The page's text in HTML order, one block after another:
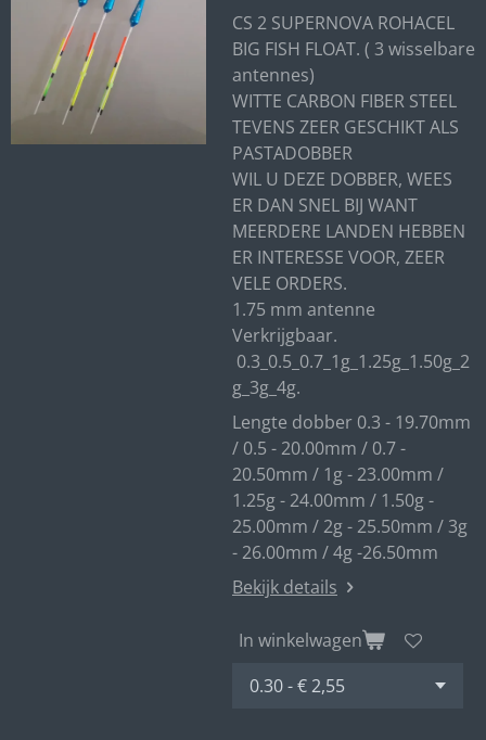
CS 2 SUPERNOVA ROHACEL
BIG FISH FLOAT. ( 3 wisselbare
antennes)
WITTE CARBON FIBER STEEL
TEVENS ZEER GESCHIKT ALS
PASTADOBBER
WIL U DEZE DOBBER, WEES
ER DAN SNEL BIJ WANT
MEERDERE LANDEN HEBBEN
ER INTERESSE VOOR, ZEER
VELE ORDERS.
1.75 mm antenne
Verkrijgbaar.
0.3_0.5_0.7_1g_1.25g_1.50g_2
g_3g_4g.
Lengte dobber 0.3 - 19.70mm
/ 0.5 - 20.00mm / 0.7 -
20.50mm / 1g - 23.00mm /
1.25g - 24.00mm / 1.50g -
25.00mm / 2g - 25.50mm / 3g
- 26.00mm / 4g -26.50mm
Bekijk details
In winkelwagen